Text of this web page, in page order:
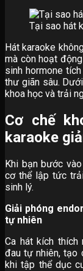
Tại sao hát
Hát karaoke
mà còn hoạt
sinh hormone
thư giãn sâu.
khoa học và trải
Cơ chế
karaoke
Khi bạn bước
cơ thể lập tức
sinh lý.
Giải phóng
tự nhiên
Ca hát kích thích
đau tự nhiên, tạo
khi tập thể dục